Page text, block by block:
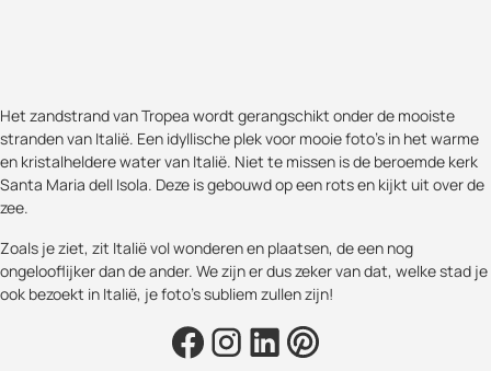
Het zandstrand van Tropea wordt gerangschikt onder de mooiste
stranden van Italië. Een idyllische plek voor mooie foto's in het warme
en kristalheldere water van Italië. Niet te missen is de beroemde kerk
Santa Maria dell Isola. Deze is gebouwd op een rots en kijkt uit over de
zee.
Zoals je ziet, zit Italië vol wonderen en plaatsen, de een nog
ongelooflijker dan de ander. We zijn er dus zeker van dat, welke stad je
ook bezoekt in Italië, je foto's subliem zullen zijn!